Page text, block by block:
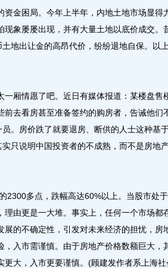
金困局。今年上半年，内地土地市场显得
象屡屡出现，并有大量土地以底价成交。
地出让金的高昂代价，纷纷退地自保。以
厢情愿了吧。近日有媒体报道：某楼盘售
前去看房甚至准备签约的购房者，告诫他们
。房价跌了就要退房、断供的人士这种基
实只说明中国投资者的不成熟，而不是房地
多点，跌幅高达60%以上。当股市处
由更是一大堆。事实上，任何一个市场都
的不确定性，引发对未来经济的担忧，房
入市需谨慎。由于房地产价格数额巨大，
更大，入市更要谨慎。(顾建发作者系上海社